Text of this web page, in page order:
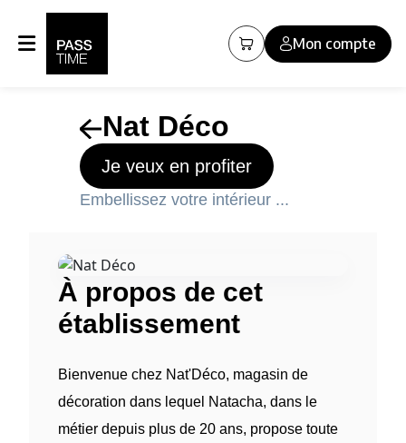
Mon compte
Nat Déco
Je veux en profiter
Embellissez votre intérieur ...
À propos de cet
établissement
Bienvenue chez Nat'Déco, magasin de
décoration dans lequel Natacha, dans le
métier depuis plus de 20 ans, propose toute
Panneau de gestion des cookies